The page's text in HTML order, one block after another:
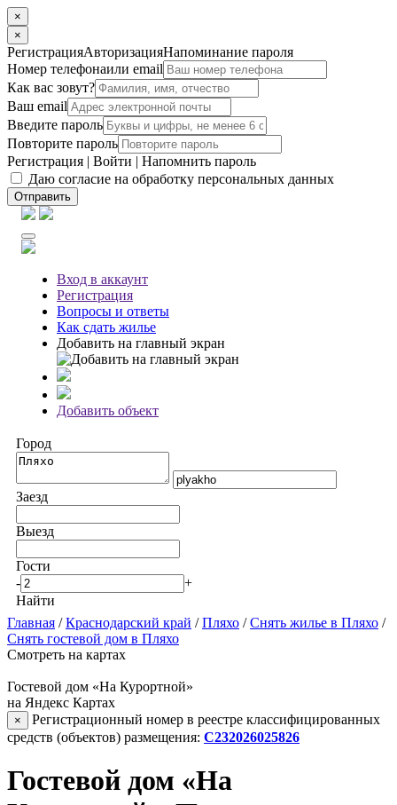
×
×
РегистрацияАвторизацияНапоминание пароля
Номер телефонаили email
Как вас зовут?
Ваш email
Введите пароль
Повторите пароль
Регистрация | Войти | Напомнить пароль
Даю согласие на обработку персональных данных
Отправить
Вход в аккаунт
Регистрация
Вопросы и ответы
Как сдать жилье
Добавить на главный экран
Добавить объект
Город
Заезд
Выезд
Гости
-
+
Найти
Главная /Краснодарский край /Пляхо /Снять жилье в Пляхо /
Снять гостевой дом в Пляхо
Смотреть на картах
Гостевой дом «На Курортной»
на Яндекс Картах
×
Регистрационный номер в реестре классифицированных
средств (объектов) размещения: С232026025826
Гостевой дом «На